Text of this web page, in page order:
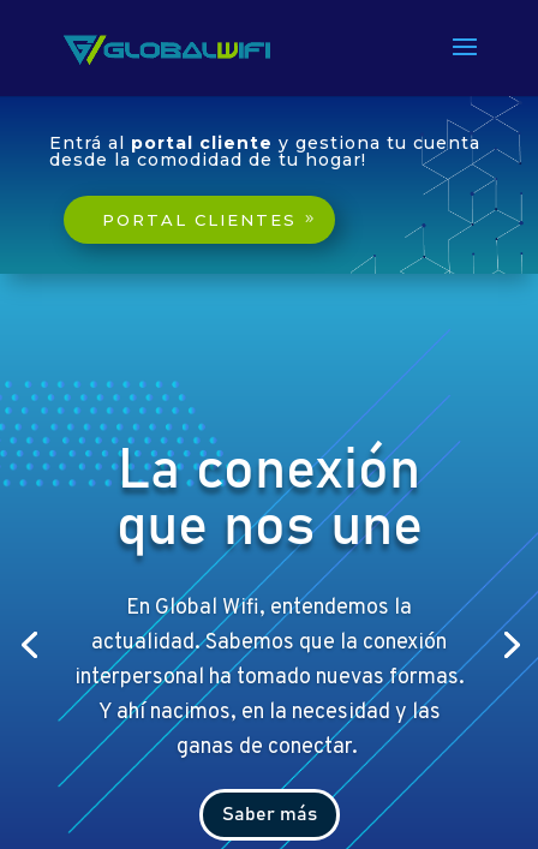
Entrá al portal cliente y gestiona tu cuenta
desde la comodidad de tu hogar!
PORTAL CLIENTES
La conexión
que nos une
En Global Wifi, entendemos la
actualidad. Sabemos que la conexión
interpersonal ha tomado nuevas formas.
Y ahí nacimos, en la necesidad y las
ganas de conectar.
Saber más